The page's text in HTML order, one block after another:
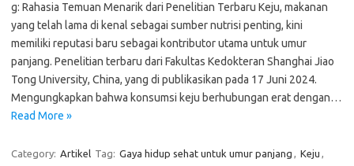
g: Rahasia Temuan Menarik dari Penelitian Terbaru Keju, makanan
yang telah lama di kenal sebagai sumber nutrisi penting, kini
memiliki reputasi baru sebagai kontributor utama untuk umur
panjang. Penelitian terbaru dari Fakultas Kedokteran Shanghai Jiao
Tong University, China, yang di publikasikan pada 17 Juni 2024.
Mengungkapkan bahwa konsumsi keju berhubungan erat dengan…
Read More »
Category: Artikel Tag: Gaya hidup sehat untuk umur panjang , Keju ,